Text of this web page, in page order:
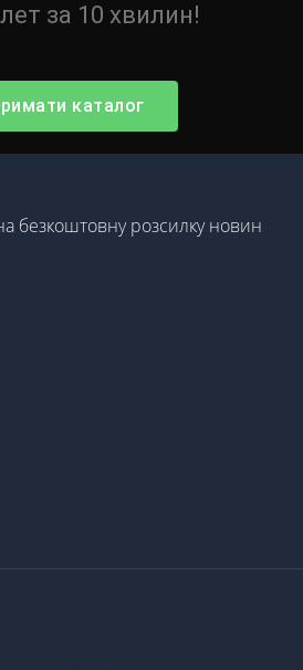
за 10 хвилин!
каталог
безкоштовну розсилку новин